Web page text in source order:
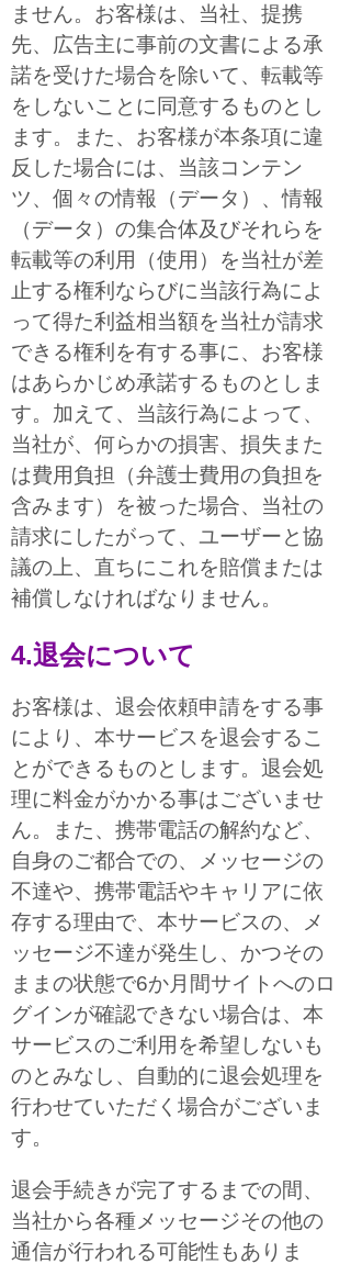
ません。お客様は、当社、提携
先、広告主に事前の文書による承
諾を受けた場合を除いて、転載等
をしないことに同意するものとし
ます。また、お客様が本条項に違
反した場合には、当該コンテン
ツ、個々の情報（データ）、情報
（データ）の集合体及びそれらを
転載等の利用（使用）を当社が差
止する権利ならびに当該行為によ
って得た利益相当額を当社が請求
できる権利を有する事に、お客様
はあらかじめ承諾するものとしま
す。加えて、当該行為によって、
当社が、何らかの損害、損失また
は費用負担（弁護士費用の負担を
含みます）を被った場合、当社の
請求にしたがって、ユーザーと協
議の上、直ちにこれを賠償または
補償しなければなりません。
4.退会について
お客様は、退会依頼申請をする事
により、本サービスを退会するこ
とができるものとします。退会処
理に料金がかかる事はございませ
ん。また、携帯電話の解約など、
自身のご都合での、メッセージの
不達や、携帯電話やキャリアに依
存する理由で、本サービスの、メ
ッセージ不達が発生し、かつその
ままの状態で6か月間サイトへのロ
グインが確認できない場合は、本
サービスのご利用を希望しないも
のとみなし、自動的に退会処理を
行わせていただく場合がございま
す。
退会手続きが完了するまでの間、
当社から各種メッセージその他の
通信が行われる可能性もありま